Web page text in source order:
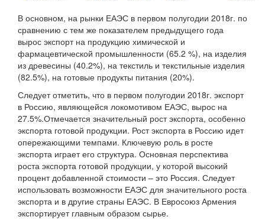
В основном, на рынки ЕАЭС в первом полугодии 2018г. по
сравнению с тем же показателем предыдущего года
вырос экспорт на продукцию химической и
фармацевтической промышленности (65.2 %), на изделия
из древесины (40.2%), на текстиль и текстильные изделия
(82.5%), на готовые продукты питания (20%).
Следует отметить, что в первом полугодии 2018г. экспорт
в Россию, являющейся локомотивом ЕАЭС, вырос на
27.5%.Отмечается значительный рост экспорта, особенно
экспорта готовой продукции. Рост экспорта в Россию идет
опережающими темпами. Ключевую роль в росте
экспорта играет его структура. Основная перспектива
роста экспорта готовой продукции, у которой высокий
процент добавленной стоимости – это Россия. Следует
использовать возможности ЕАЭС для значительного роста
экспорта и в другие страны ЕАЭС. В Евросоюз Армения
экспортирует главным образом сырье.